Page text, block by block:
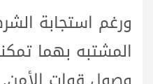
ورغم استجابة
المشتبه بهما